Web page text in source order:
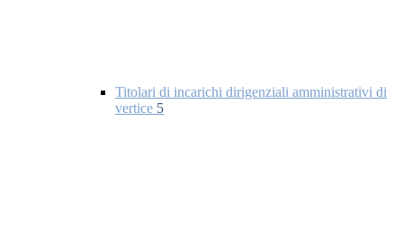
Titolari di incarichi dirigenziali amministrativi di
vertice 5